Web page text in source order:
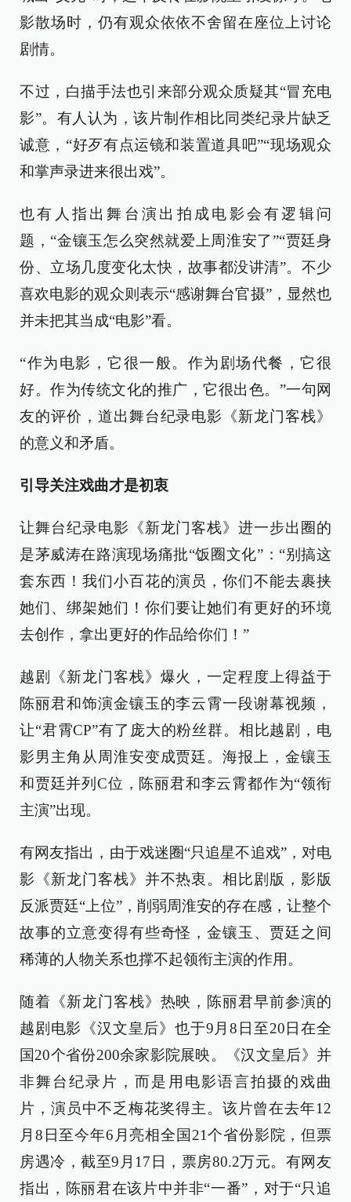
影散场时，仍有观众依依不舍留在座位上讨论
剧情。
不过，白描手法也引来部分观众质疑其“冒充电
影”。有人认为，该片制作相比同类纪录片缺乏
诚意，“好歹有点运镜和装置道具吧”“现场观众
和掌声录进来很出戏”。
也有人指出舞台演出拍成电影会有逻辑问
题，“金镶玉怎么突然就爱上周淮安了”“贾廷身
份、立场几度变化太快，故事都没讲清”。不少
喜欢电影的观众则表示“感谢舞台官摄”，显然也
并未把其当成“电影”看。
“作为电影，它很一般。作为剧场代餐，它很
好。作为传统文化的推广，它很出色。”一句网
友的评价，道出舞台纪录电影《新龙门客栈》
的意义和矛盾。
引导关注戏曲才是初衷
让舞台纪录电影《新龙门客栈》进一步出圈的
是茅威涛在路演现场痛批“饭圈文化”：“别搞这
套东西！我们小百花的演员，你们不能去裹挟
她们、绑架她们！你们要让她们有更好的环境
去创作，拿出更好的作品给你们！”
越剧《新龙门客栈》爆火，一定程度上得益于
陈丽君和饰演金镶玉的李云霄一段谢幕视频，
让“君霄CP”有了庞大的粉丝群。相比越剧，电
影男主角从周淮安变成贾廷。海报上，金镶玉
和贾廷并列C位，陈丽君和李云霄都作为“领衔
主演”出现。
有网友指出，由于戏迷圈“只追星不追戏”，对电
影《新龙门客栈》并不热衷。相比剧版，影版
反派贾廷“上位”，削弱周淮安的存在感，让整个
故事的立意变得有些奇怪，金镶玉、贾廷之间
稀薄的人物关系也撑不起领衔主演的作用。
随着《新龙门客栈》热映，陈丽君早前参演的
越剧电影《汉文皇后》也于9月8日至20日在全
国20个省份200余家影院展映。《汉文皇后》并
非舞台纪录片，而是用电影语言拍摄的戏曲
片，演员中不乏梅花奖得主。该片曾在去年12
月8日至今年6月亮相全国21个省份影院，但票
房遇冷，截至9月17日，票房80.2万元。有网友
指出，陈丽君在该片中并非“一番”，对于“只追